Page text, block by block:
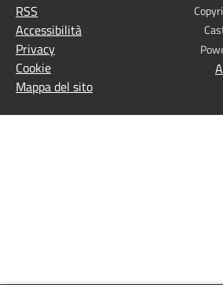
RSS
Accessibilità
Privacy
Cookie
Mappa del sito